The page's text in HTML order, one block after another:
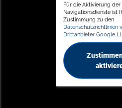
Für die Aktivierung
Navigationsdienste ist
Zustimmung zu den
Datenschutzrichtlinien
Drittanbieter Google